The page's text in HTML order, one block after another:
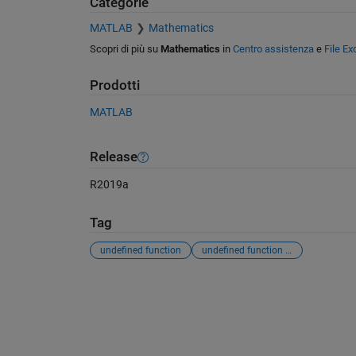
MATLAB Mathematics
Scopri di più su Mathematics in Centro assistenzae File
Prodotti
MATLAB
Release
R2019a
Tag
undefined function undefined function symsum